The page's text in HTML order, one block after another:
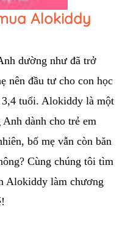
Alokiddy
dường như đã trở
nên đầu tư cho con học
tuổi. Alokiddy là một
dành cho trẻ em
bố mẹ vẫn còn băn
Cùng chúng tôi tìm
Alokiddy làm chương